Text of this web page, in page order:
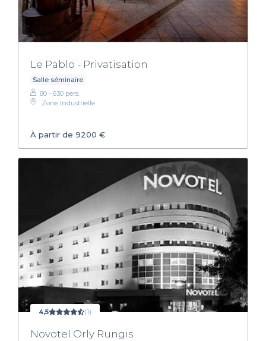
Le Pablo - Privatisation
Salle séminaire
80 - 630 pers.
Zone Industrielle
À partir de 9200 €
4,5 (1)
Novotel Orly Rungis